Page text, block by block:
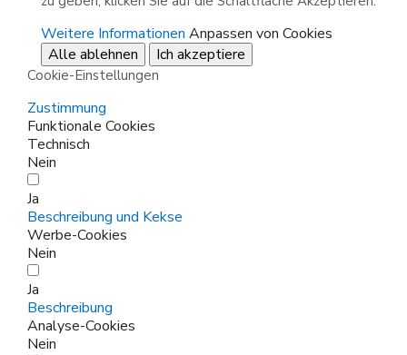
Weitere Informationen Anpassen von Cookies
Alle ablehnen
Ich akzeptiere
Cookie-Einstellungen
Zustimmung
Funktionale Cookies
Technisch
Nein
Ja
Beschreibung und Kekse
Werbe-Cookies
Nein
Ja
Beschreibung
Analyse-Cookies
Nein